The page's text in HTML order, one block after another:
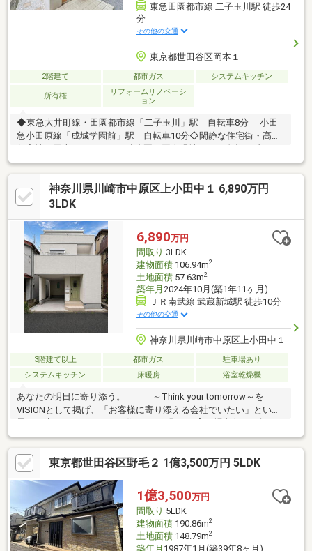
東急田園都市線 二子玉川駅 徒歩24
分
その他の交通
東京都世田谷区岡本１
2階建て 都市ガス システムキッチン
所有権
リフォームリノベーシ
ョン
◆東急大井町線・田園都市線「二子玉川」駅 自転車8分 小田
急小田原線「成城学園前」駅 自転車10分◇閑静な住宅街・高級
住宅地の岡本アドレス！ 砧公園・岡本緑地など、自然を感じら
れる周辺環境◆2019年一部リフォーム済！ クロス張替 / フロー
リング上張 / トイレ・洗面台・キッチン新規交換 / 給湯器交換 な
ど◇LDKはロフト付！収納はもちろん、お子様の遊び場にも最適
◆プライバシー性に優れたお住まい◎ 玄関が隣接住戸に面さず
有！ 自転車やバイクも複数台駐車可能ですぜひお気軽にお問合
せ下さいませ。
神奈川県川崎市中原区上小田中１ 6,890万円
3LDK
6,890万円
間取り 3LDK
建物面積106.94m2
土地面積57.63m2
築年月 2024年10月(築1年11ヶ月)
ＪＲ南武線 武蔵新城駅 徒歩10分
その他の交通
神奈川県川崎市中原区上小田中１
3階建て以上 都市ガス
駐車場あり
システムキッチン
床暖房 浴室乾燥機
あなたの明日に寄り添う。 ～Think your tomorrow～を
VISIONとして掲げ、「お客様に寄り添える会社でいたい」という
は“あなたの願う明日”のはじまりこれからの人生の鍵をにぎる、
大切な、そして難しい決断です「本当にこの家でいいのかな」大
きな決断だからこそ期待も大きいけれど漠然とした将来に不安を
感じてしまうものそんなあなたの不安に寄り添いたい“誰よりも近
い存在で、お客様の確かな明日を描くこと”それが、私たちの“志
事”ですわたしたちシティネットが“あなたの願う明日”を約束しま
す
東京都世田谷区野毛２ 1億3,500万円 5LDK
1億3,500万円
間取り 5LDK
建物面積190.86m2
土地面積148.79m2
築年月 1987年1月(築39年8ヶ月)